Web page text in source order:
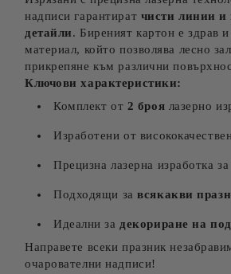
надписи гарантират чисти линии и
детайли. Биреният картон е здрав
материал, който позволява лесно
прикрепяне към различни
Ключови характеристики:
Комплект от 2 броя лазерно
Изработени от
Прецизна лазерна изработка за
Подходящи завсякакви
Идеални за декориране на
Направете всеки празник
очарователни надписи!